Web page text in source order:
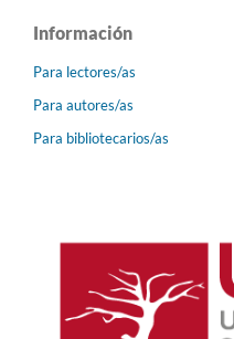
Información
Para lectores/as
Para autores/as
Para bibliotecarios/as